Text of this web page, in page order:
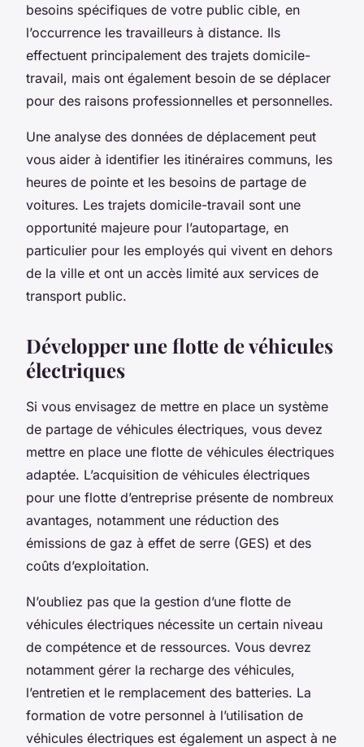
besoins spécifiques de votre public cible, en
l’occurrence les travailleurs à distance. Ils
effectuent principalement des trajets domicile-
travail, mais ont également besoin de se déplacer
pour des raisons professionnelles et personnelles.
Une analyse des données de déplacement peut
vous aider à identifier les itinéraires communs, les
heures de pointe et les besoins de partage de
voitures. Les trajets domicile-travail sont une
opportunité majeure pour l’autopartage, en
particulier pour les employés qui vivent en dehors
de la ville et ont un accès limité aux services de
transport public.
Développer une flotte de véhicules
électriques
Si vous envisagez de mettre en place un système
de partage de véhicules électriques, vous devez
mettre en place une flotte de véhicules électriques
adaptée. L’acquisition de véhicules électriques
pour une flotte d’entreprise présente de nombreux
avantages, notamment une réduction des
émissions de gaz à effet de serre (GES) et des
coûts d’exploitation.
N’oubliez pas que la gestion d’une flotte de
véhicules électriques nécessite un certain niveau
de compétence et de ressources. Vous devrez
notamment gérer la recharge des véhicules,
l’entretien et le remplacement des batteries. La
formation de votre personnel à l’utilisation de
véhicules électriques est également un aspect à ne